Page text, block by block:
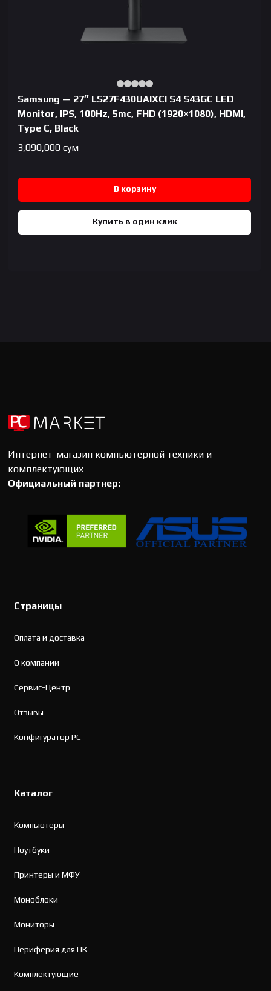
Samsung — 27″ LS27F430UAIXCI S4 S43GC LED
Monitor, IPS, 100Hz, 5mc, FHD (1920×1080), HDMI,
Type C, Black
3,090,000 сум
В корзину
Купить в один клик
Интернет-магазин компьютерной техники и
комплектующих
Официальный партнер:
Страницы
Оплата и доставка
О компании
Сервис-Центр
Отзывы
Конфигуратор PC
Каталог
Компьютеры
Ноутбуки
Принтеры и МФУ
Моноблоки
Мониторы
Периферия для ПК
Комплектующие